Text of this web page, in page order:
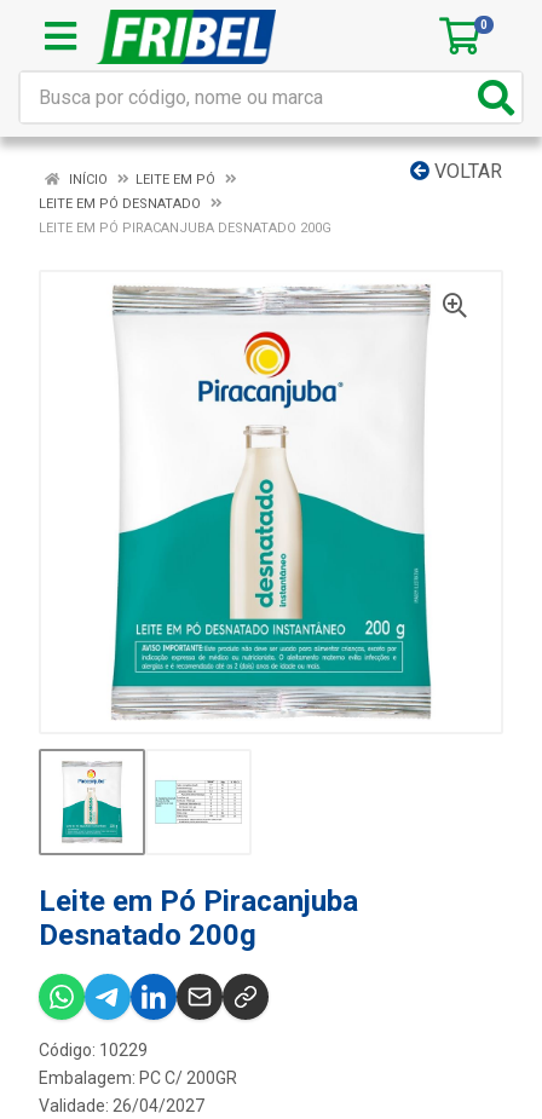
0
VOLTAR
INÍCIO
LEITE EM PÓ
LEITE EM PÓ DESNATADO
LEITE EM PÓ PIRACANJUBA DESNATADO 200G
Leite em Pó Piracanjuba
Desnatado 200g
Código: 10229
Embalagem: PC C/ 200GR
Validade: 26/04/2027